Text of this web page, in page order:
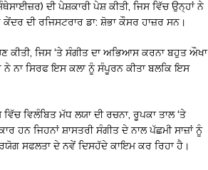
ਦੀ ਪੇਸ਼ਕਾਰੀ ਪੇਸ਼ ਕੀਤੀ, ਜਿਸ ਵਿੱਚ ਉਨ੍ਹਾਂ ਨੇ
ਦੀ ਰਜਿਸਟਰਾਰ ਡਾ: ਸ਼ੋਭਾ ਕੌਸਰ ਹਾਜ਼ਰ ਸਨ।
ਕੀਤੀ, ਜਿਸ ‘ਤੇ ਸੰਗੀਤ ਦਾ ਅਭਿਆਸ ਕਰਨਾ ਬਹੁਤ ਔਖਾ
ਨੇ ਨਾ ਸਿਰਫ ਇਸ ਕਲਾ ਨੂੰ ਸੰਪੂਰਨ ਕੀਤਾ ਬਲਕਿ ਇਸ
ਵਿਲੰਬਿਤ ਮੱਧ ਲਯਾ ਦੀ ਰਚਨਾ, ਰੂਪਕਾ ਤਾਲ ‘ਤੇ
ਜਿਹਨਾਂ ਸ਼ਾਸਤਰੀ ਸੰਗੀਤ ਦੇ ਨਾਲ ਪੱਛਮੀ ਸਾਜ਼ਾਂ ਨੂੰ
ਸਫਲਤਾ ਦੇ ਨਵੇਂ ਦਿਸਹੱਦੇ ਕਾਇਮ ਕਰ ਰਿਹਾ ਹੈ।